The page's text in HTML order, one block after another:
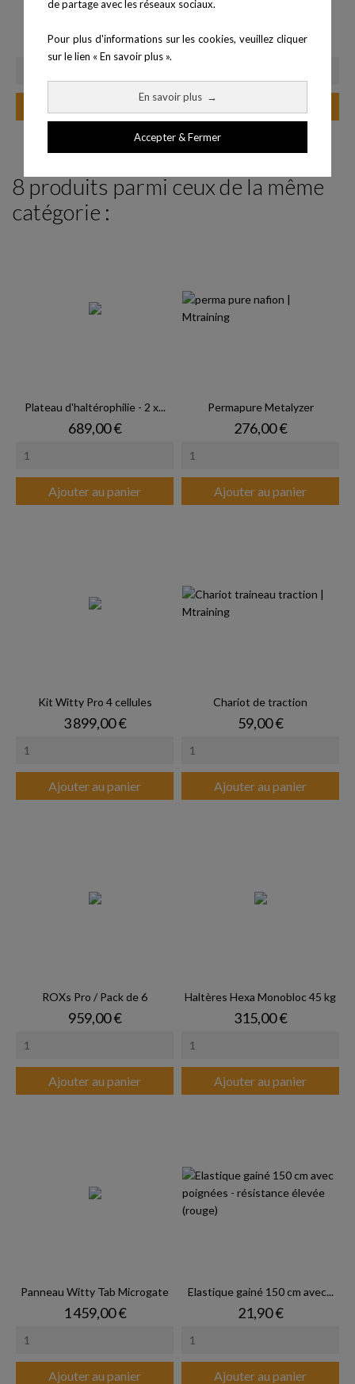
de partage avec les réseaux sociaux.
Pour plus d'informations sur les cookies, veuillez cliquer
sur le lien « En savoir plus ».
En savoir plus →
Accepter & Fermer
Prix
16,00 € Prix
16,90 €
8 produits parmi ceux de la même
catégorie :
Plateau d'haltérophilie - 2 x...
Prix
689,00 €
Ajouter au panier
Permapure Metalyzer
Prix
276,00 €
Ajouter au panier
Kit Witty Pro 4 cellules
Prix
3 899,00 €
Ajouter au panier
Chariot de traction
Prix
59,00 €
Ajouter au panier
ROXs Pro / Pack de 6
Prix
959,00 €
Ajouter au panier
Haltères Hexa Monobloc 45 kg
Prix
315,00 €
Ajouter au panier
Panneau Witty Tab Microgate
Prix
1 459,00 €
Ajouter au panier
Elastique gainé 150 cm avec...
Prix
21,90 €
Ajouter au panier